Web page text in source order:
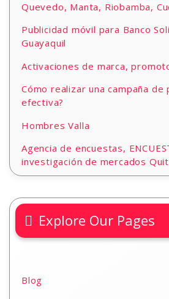
Quevedo, Manta, Riobamba,
Publicidad móvil para Banco
Guayaquil
Activaciones de marca,
Cómo realizar una campaña de
efectiva?
Hombres Valla
Agencia de encuestas,
investigación de mercados
Explore Our Pages
Blog